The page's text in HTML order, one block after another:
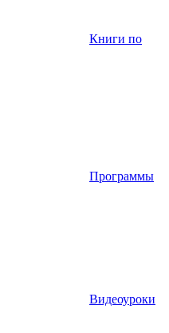
Книги по
Программы
Видеоуроки